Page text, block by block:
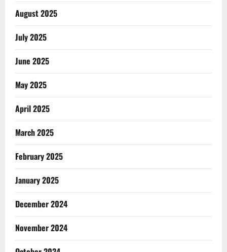
August 2025
July 2025
June 2025
May 2025
April 2025
March 2025
February 2025
January 2025
December 2024
November 2024